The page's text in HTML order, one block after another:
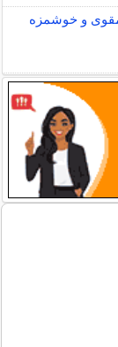
مقوی و خوشمزه